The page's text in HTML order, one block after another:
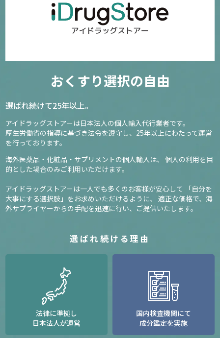
おくすり選択の自由
選ばれ続けて25年以上。
アイドラッグストアーは日本法人の個人輸入代行業者です。
厚生労働省の指導に基づき法令を遵守し、 25年以上にわたって運営
を行っております。
海外医薬品・化粧品・サプリメントの個人輸入は、
個人の利用を目
的とした場合のみご利用いただけます。
アイドラッグストアーは一人でも多くのお客様が安心して
「自分を
大事にする選択肢」をお求めいただけるように、
適正な価格で、海
外サプライヤーからの手配を迅速に行い、ご提供いたします。
選ばれ続ける理由
法律に準拠し
日本法人が運営
国内検査機関にて
成分鑑定を実施